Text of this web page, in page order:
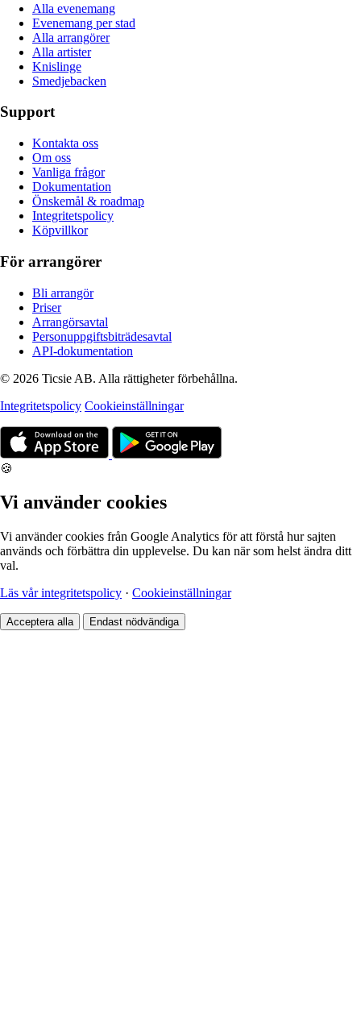
Alla evenemang
Evenemang per stad
Alla arrangörer
Alla artister
Knislinge
Smedjebacken
Support
Kontakta oss
Om oss
Vanliga frågor
Dokumentation
Önskemål & roadmap
Integritetspolicy
Köpvillkor
För arrangörer
Bli arrangör
Priser
Arrangörsavtal
Personuppgiftsbiträdesavtal
API-dokumentation
© 2026 Ticsie AB. Alla rättigheter förbehållna.
Integritetspolicy Cookieinställningar
🍪
Vi använder cookies
Vi använder cookies från Google Analytics för att förstå hur sajten
används och förbättra din upplevelse. Du kan när som helst ändra ditt
val.
Läs vår integritetspolicy · Cookieinställningar
Acceptera alla Endast nödvändiga